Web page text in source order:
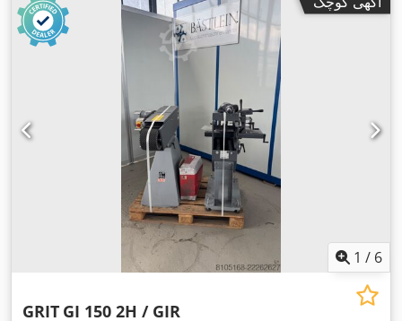
1 / 6
GRIT GI 150 2H / GIR